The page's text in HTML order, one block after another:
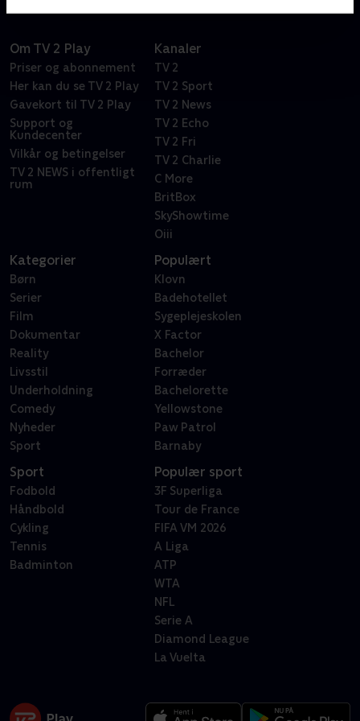
Om TV 2 Play
Priser og abonnement
Her kan du se TV 2 Play
Gavekort til TV 2 Play
Support og
Kundecenter
Vilkår og betingelser
TV 2 NEWS i offentligt
rum
Kanaler
TV 2
TV 2 Sport
TV 2 News
TV 2 Echo
TV 2 Fri
TV 2 Charlie
C More
BritBox
SkyShowtime
Oiii
Kategorier
Børn
Serier
Film
Dokumentar
Reality
Livsstil
Underholdning
Comedy
Nyheder
Sport
Populært
Klovn
Badehotellet
Sygeplejeskolen
X Factor
Bachelor
Forræder
Bachelorette
Yellowstone
Paw Patrol
Barnaby
Sport
Fodbold
Håndbold
Cykling
Tennis
Badminton
Populær sport
3F Superliga
Tour de France
FIFA VM 2026
A Liga
ATP
WTA
NFL
Serie A
Diamond League
La Vuelta